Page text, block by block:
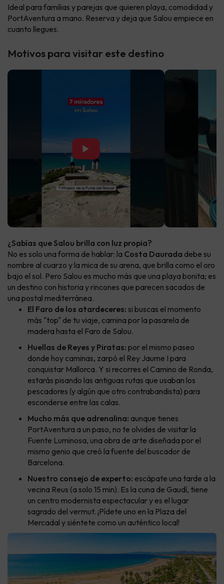
Ideal para familias y parejas que quieren playa, comodidad y
PortAventura a mano. Reserva y deja que Salou empiece en
cuanto llegues.
Motivos para visitar este destino
▶
¿Sabías que Salou brilla con luz propia?
No es solo una forma de hablar: la Costa Daurada debe su
nombre al cuarzo y la mica de su arena, que brilla como el oro
bajo el sol. Pero Salou es mucho más que una playa bonita; es
un destino con historia y rincones que parecen sacados de
una postal mediterránea.
El Faro de los atardeceres: si buscas el momento
más "top" de tu viaje, camina por la pasarela de
madera hasta el Faro de Salou.
Huellas de Reyes y Piratas: por el mismo paseo
donde hoy caminas, zarpó el Rey Jaume I para
conquistar Mallorca. Y si recorres el Camino de Ronda,
estarás pisando las antiguas rutas que usaban los
pescadores (y algún que otro contrabandista) para
esconderse entre las calas.
Mucho más que adrenalina: aunque tienes
PortAventura a un paso, no te olvides de visitar la
Fuente Luminosa, una obra de arte diseñada por el
mismo genio que creó la fuente del buscador de
Barcelona.
Nuestro consejo de experto: escápate una tarde a la
vecina Reus (a solo 15 min). Es la cuna de Gaudí, tiene
un centro modernista espectacular y es el lugar
sagrado del vermut. ¡Pídete uno en la Plaza del
Mercadal y siéntete como un auténtico local!